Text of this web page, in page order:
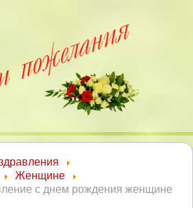
Женщине
с днем рождения женщине